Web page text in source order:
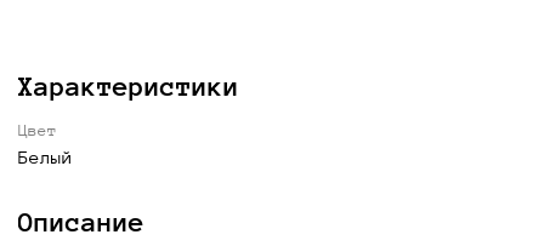
Характеристики
Цвет
Белый
Описание